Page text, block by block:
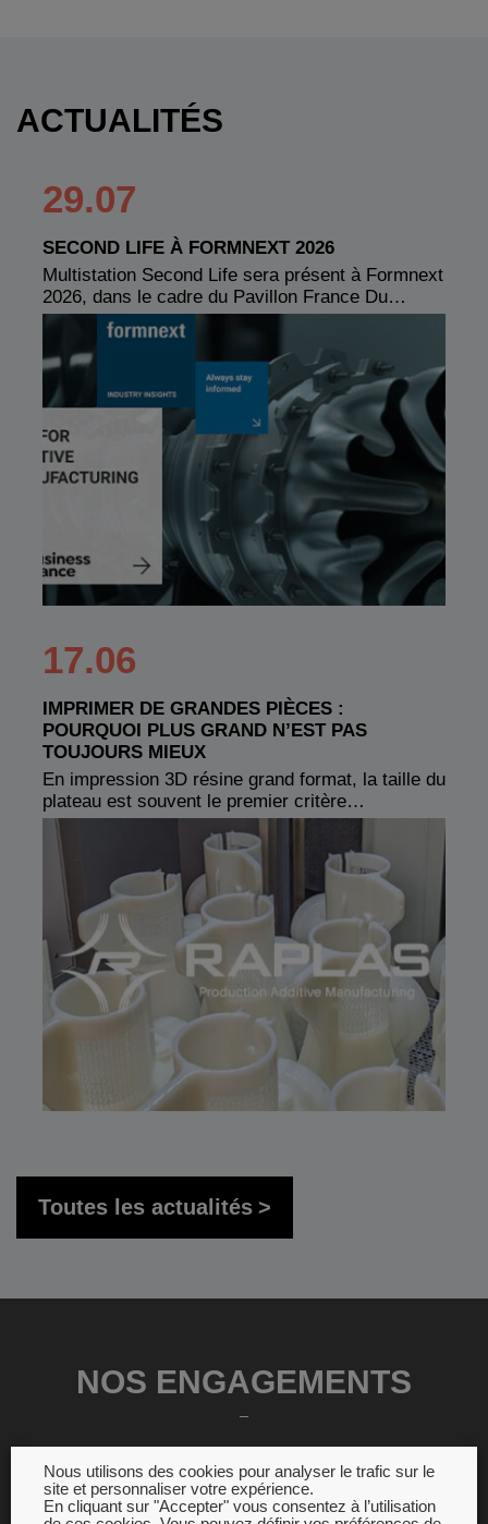
ACTUALITÉS
29.07
SECOND LIFE À FORMNEXT 2026
Multistation Second Life sera présent à Formnext
2026, dans le cadre du Pavillon France Du…
17.06
IMPRIMER DE GRANDES PIÈCES :
POURQUOI PLUS GRAND N’EST PAS
TOUJOURS MIEUX
En impression 3D résine grand format, la taille du
plateau est souvent le premier critère…
Toutes les actualités
NOS ENGAGEMENTS
Nous utilisons des cookies pour analyser le trafic sur le
site et personnaliser votre expérience.
En cliquant sur "Accepter" vous consentez à l’utilisation